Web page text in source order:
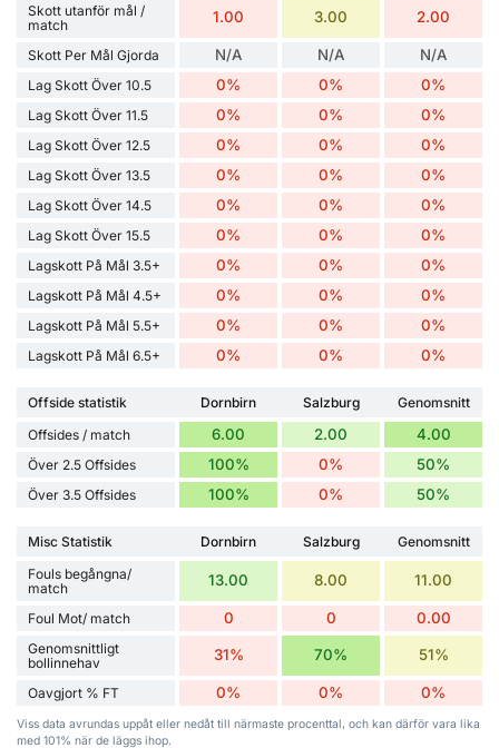
Skott utanför mål /
match
1.00 3.00 2.00
Skott Per Mål Gjorda N/A N/A N/A
Lag Skott Över 10.5 0% 0% 0%
Lag Skott Över 11.5 0% 0% 0%
Lag Skott Över 12.5 0% 0% 0%
Lag Skott Över 13.5 0% 0% 0%
Lag Skott Över 14.5 0% 0% 0%
Lag Skott Över 15.5 0% 0% 0%
Lagskott På Mål 3.5+ 0% 0% 0%
Lagskott På Mål 4.5+ 0% 0% 0%
Lagskott På Mål 5.5+ 0% 0% 0%
Lagskott På Mål 6.5+ 0% 0% 0%
Offside statistik Dornbirn Salzburg
Genomsnitt
Offsides / match
6.00 2.00 4.00
Över 2.5 Offsides 100% 0% 50%
Över 3.5 Offsides 100% 0% 50%
Misc Statistik Dornbirn Salzburg
Genomsnitt
Fouls begångna/
match
13.00 8.00 11.00
Foul Mot/ match 0 0 0.00
Genomsnittligt
bollinnehav
31% 70% 51%
Oavgjort % FT 0% 0% 0%
Viss data avrundas uppåt eller nedåt till närmaste procenttal, och kan därför vara lika
med 101% när de läggs ihop.